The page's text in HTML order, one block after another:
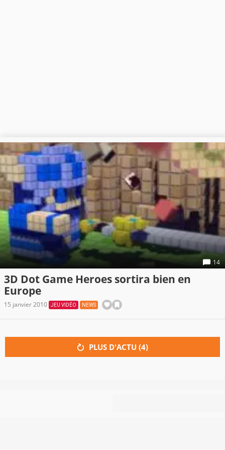
14
3D Dot Game Heroes sortira bien en
Europe
15 janvier 2010 JEU VIDÉO NEWS
PLUS D'ACTU (4)